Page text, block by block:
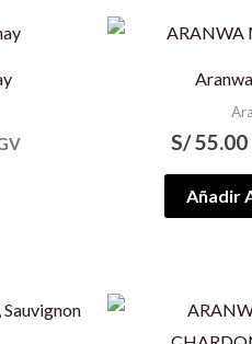
S/55.00
Añadir